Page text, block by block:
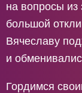
на вопросы
большой
Вячеславу
и
Гордимся